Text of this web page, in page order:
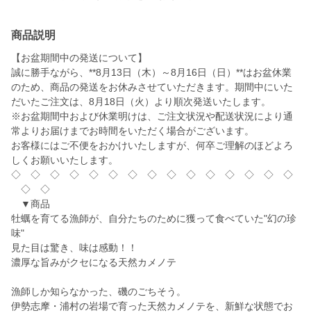
商品説明
【お盆期間中の発送について】
誠に勝手ながら、**8月13日（木）～8月16日（日）**はお盆休業
のため、商品の発送をお休みさせていただきます。期間中にいた
だいたご注文は、8月18日（火）より順次発送いたします。
※お盆期間中および休業明けは、ご注文状況や配送状況により通
常よりお届けまでお時間をいただく場合がございます。
お客様にはご不便をおかけいたしますが、何卒ご理解のほどよろ
しくお願いいたします。
◇ ◇ ◇ ◇ ◇ ◇ ◇ ◇ ◇ ◇ ◇ ◇ ◇ ◇ ◇
◇ ◇
▼商品
牡蠣を育てる漁師が、自分たちのために獲って食べていた"幻の珍
味"
見た目は驚き、味は感動！！
濃厚な旨みがクセになる天然カメノテ
漁師しか知らなかった、磯のごちそう。
伊勢志摩・浦村の岩場で育った天然カメノテを、新鮮な状態でお